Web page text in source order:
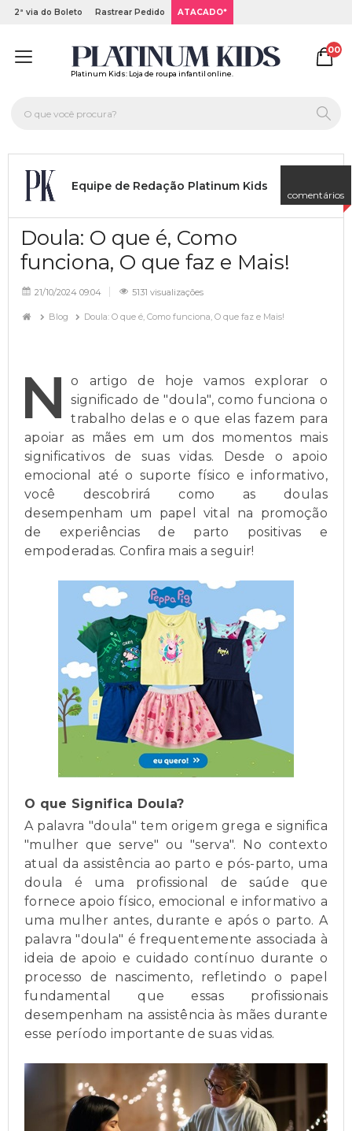
2ª via do Boleto Rastrear Pedido ATACADO*
Platinum Kids: Loja de roupa infantil online.
00
Equipe de Redação Platinum Kids
comentários
Doula: O que é, Como
funciona, O que faz e Mais!
21/10/2024 09:04 5131 visualizações
Blog Doula: O que é, Como funciona, O que faz e Mais!
N
o artigo de hoje vamos explorar o
significado de "doula", como funciona o
trabalho delas e o que elas fazem para
apoiar as mães em um dos momentos mais
significativos de suas vidas. Desde o apoio
emocional até o suporte físico e informativo,
você descobrirá como as doulas
desempenham um papel vital na promoção
de experiências de parto positivas e
empoderadas. Confira mais a seguir!
O que Significa Doula?
A palavra "doula" tem origem grega e significa
"mulher que serve" ou "serva". No contexto
atual da assistência ao parto e pós-parto, uma
doula é uma profissional de saúde que
fornece apoio físico, emocional e informativo a
uma mulher antes, durante e após o parto. A
palavra "doula" é frequentemente associada à
ideia de apoio e cuidado contínuo durante o
processo de nascimento, refletindo o papel
fundamental que essas profissionais
desempenham na assistência às mães durante
esse período importante de suas vidas.